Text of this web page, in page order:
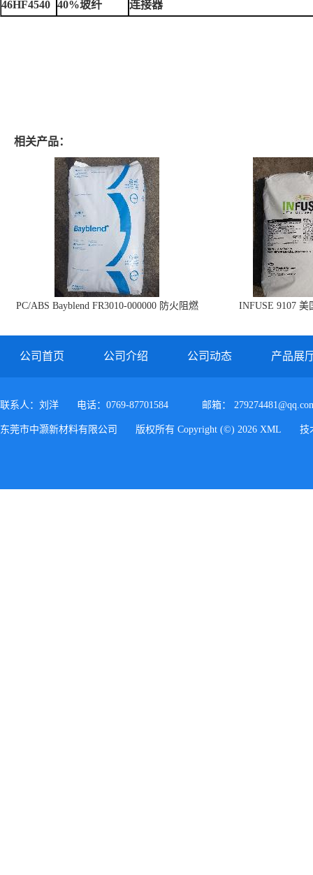
46HF4540
40%玻纤 连接器
相关产品：
PC/ABS Bayblend FR3010-000000 防火阻燃
INFUSE 9107 美
公司首页 公司介绍 公司动态 产品展
联系人：刘洋 电话：0769-87701584 邮箱：
东莞市中灏新材料有限公司 版权所有 Copyright (©) 2026 XML 技